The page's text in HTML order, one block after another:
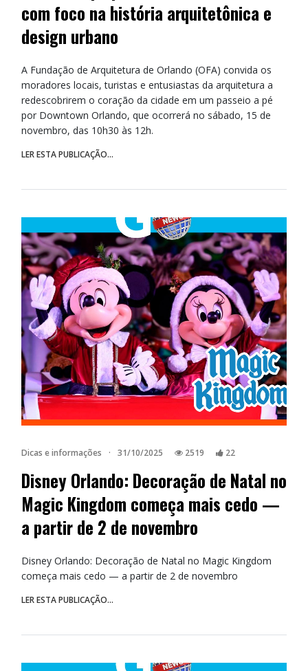
com foco na história arquitetônica e
design urbano
A Fundação de Arquitetura de Orlando (OFA) convida os
moradores locais, turistas e entusiastas da arquitetura a
redescobrirem o coração da cidade em um passeio a pé
por Downtown Orlando, que ocorrerá no sábado, 15 de
novembro, das 10h30 às 12h.
LER ESTA PUBLICAÇÃO...
Dicas e informações · 31/10/2025 2519 22
Disney Orlando: Decoração de Natal no
Magic Kingdom começa mais cedo —
a partir de 2 de novembro
Disney Orlando: Decoração de Natal no Magic Kingdom
começa mais cedo — a partir de 2 de novembro
LER ESTA PUBLICAÇÃO...